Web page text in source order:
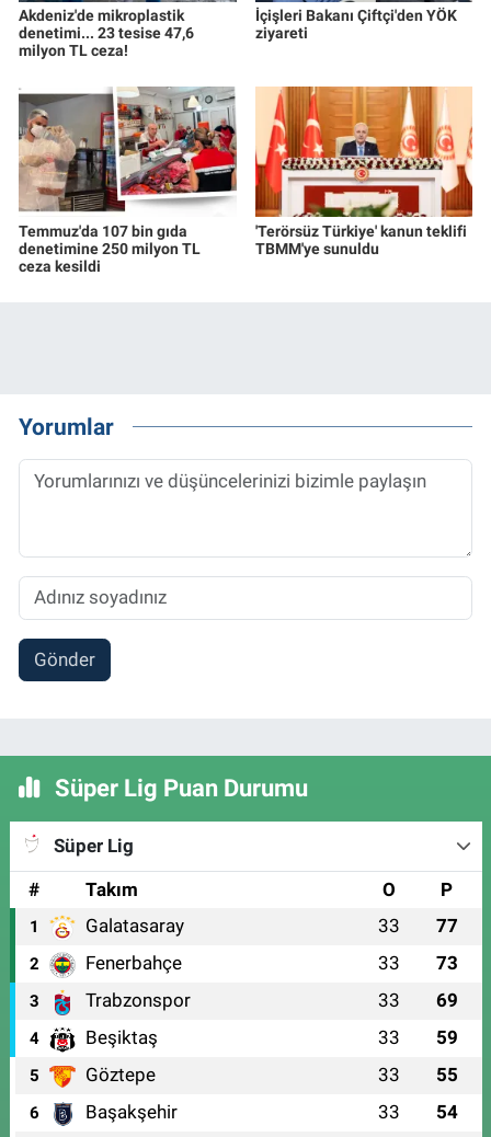
Akdeniz'de mikroplastik
denetimi... 23 tesise 47,6
milyon TL ceza!
İçişleri Bakanı Çiftçi'den YÖK
ziyareti
Temmuz'da 107 bin gıda
denetimine 250 milyon TL
ceza kesildi
'Terörsüz Türkiye' kanun teklifi
TBMM'ye sunuldu
Yorumlar
Gönder
Süper Lig Puan Durumu
Süper Lig
#
Takım O P
1 Galatasaray 33 77
2 Fenerbahçe 33 73
3 Trabzonspor 33 69
4 Beşiktaş 33 59
5 Göztepe 33 55
6 Başakşehir 33 54